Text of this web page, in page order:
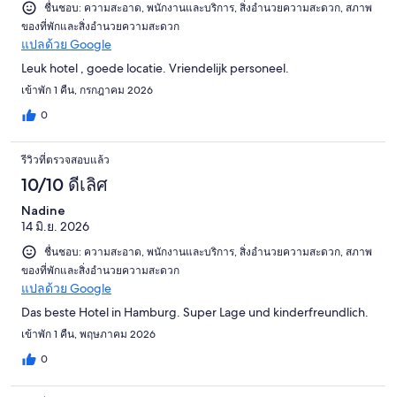
ชื่นชอบ: ความสะอาด, พนักงานและบริการ, สิ่งอำนวยความสะดวก, สภาพ
ของที่พักและสิ่งอำนวยความสะดวก
แปลด้วย Google
Leuk hotel , goede locatie. Vriendelijk personeel.
เข้าพัก 1 คืน, กรกฎาคม 2026
0
รีวิวที่ตรวจสอบแล้ว
10/10 ดีเลิศ
Nadine
14 มิ.ย. 2026
ชื่นชอบ: ความสะอาด, พนักงานและบริการ, สิ่งอำนวยความสะดวก, สภาพ
ของที่พักและสิ่งอำนวยความสะดวก
แปลด้วย Google
Das beste Hotel in Hamburg. Super Lage und kinderfreundlich.
เข้าพัก 1 คืน, พฤษภาคม 2026
0